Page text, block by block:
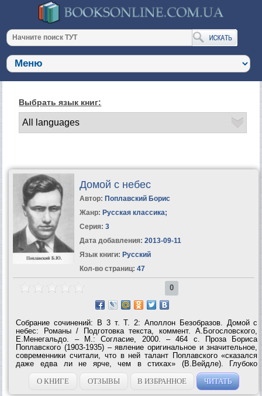
Выбрать язык книг:
Домой с небес
Автор: Поплавский Борис
Жанр: Русская классика;
Серия: 3
Дата добавления: 2013-09-11
Язык книги: Русский
Кол-во страниц: 47
0
Собрание сочинений: В 3 т. Т. 2: Аполлон Безобразов. Домой с
небес: Романы / Подготовка текста, коммент. А.Богословского,
Е.Менегальдо. – М.: Согласие, 2000. – 464 с. Проза Бориса
Поплавского (1903-1935) – явление оригинальное и значительное,
современники считали, что в ней талант Поплавского «сказался
даже едва ли не ярче, чем в стихах» (В.Вейдле). Глубоко
лиричная, она в то же время насквозь философична и полна
драматизма. Герои романов – русские...
О КНИГЕ ОТЗЫВЫ В ИЗБРАННОЕ ЧИТАТЬ